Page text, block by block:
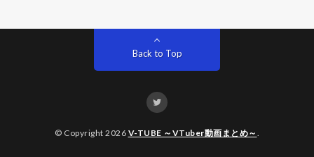
Back to Top
© Copyright 2026 V-TUBE ～VTuber動画まとめ～